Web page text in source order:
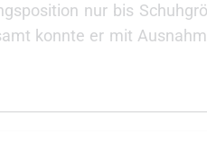
nur bis
konnte er mit